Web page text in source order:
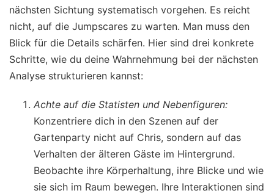
nächsten Sichtung systematisch vorgehen. Es reicht
nicht, auf die Jumpscares zu warten. Man muss den
Blick für die Details schärfen. Hier sind drei konkrete
Schritte, wie du deine Wahrnehmung bei der nächsten
Analyse strukturieren kannst:
Achte auf die Statisten und Nebenfiguren:
Konzentriere dich in den Szenen auf der
Gartenparty nicht auf Chris, sondern auf das
Verhalten der älteren Gäste im Hintergrund.
Beobachte ihre Körperhaltung, ihre Blicke und wie
sie sich im Raum bewegen. Ihre Interaktionen sind